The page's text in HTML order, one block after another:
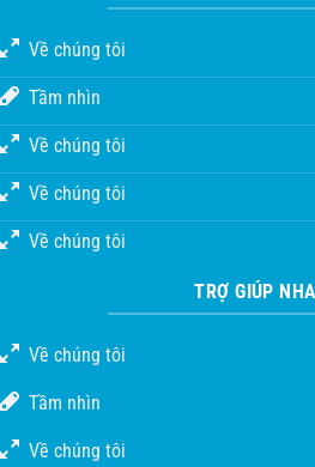
Về chúng tôi
Tầm nhìn
Về chúng tôi
Về chúng tôi
Về chúng tôi
TRỢ GIÚP
Về chúng tôi
Tầm nhìn
Về chúng tôi